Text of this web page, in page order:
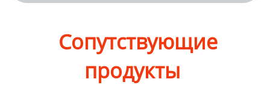
Сопутствующие
продукты